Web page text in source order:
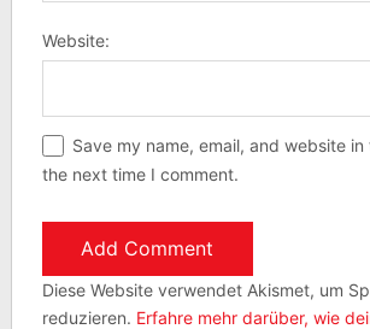
Website:
Save my name, email, and website
the next time I comment.
Diese Website verwendet Akismet, um
reduzieren. Erfahre mehr darüber, wie